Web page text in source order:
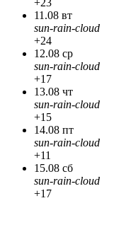
+23
11.08 вт
sun-rain-cloud
+24
12.08 ср
sun-rain-cloud
+17
13.08 чт
sun-rain-cloud
+15
14.08 пт
sun-rain-cloud
+11
15.08 сб
sun-rain-cloud
+17